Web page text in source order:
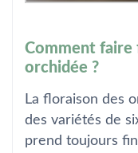
Comment faire
orchidée ?
La floraison des
des variétés de
prend toujours